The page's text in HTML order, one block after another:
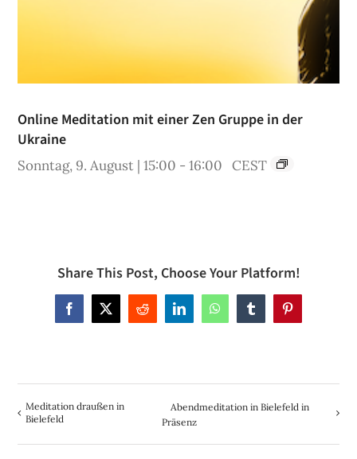
Online Meditation mit einer Zen Gruppe in der
Ukraine
Sonntag, 9. August | 15:00 -16:00 CEST
Share This Post, Choose Your Platform!
Facebook
X Reddit LinkedInWhatsAppTumblrPinterest
Meditation draußen in
Bielefeld
Abendmeditation in Bielefeld in
Präsenz